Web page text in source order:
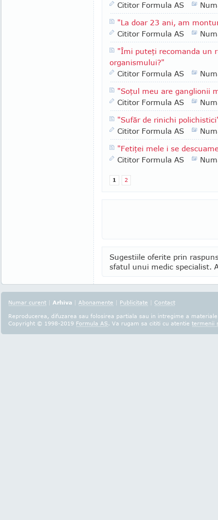
Cititor Formula AS
"La doar 23 ani, am
Cititor Formula AS
"Îmi puteţi recomanda un
organismului?"
Cititor Formula AS
"Soţul meu are ganglionii
Cititor Formula AS
"Sufăr de rinichi
Cititor Formula AS
"Fetiţei mele i se
Cititor Formula AS
1 2
Sugestiile oferite prin
sfatul unui medic specialist.
Numar curent | Arhiva | Abonamente | Publicitate | Contact
Reproducerea, difuzarea sau folosirea partiala sau in intregime a
Copyright © 1998-2019 Formula AS. Va rugam sa cititi cu atentie termenii